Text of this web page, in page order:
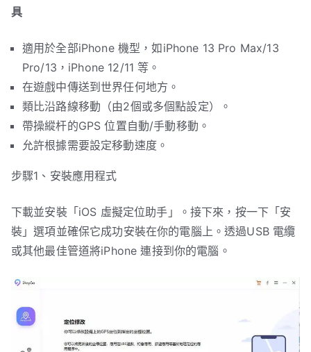
具
適用於全部iPhone 機型，如iPhone 13 Pro Max/13
Pro/13，iPhone 12/11 等。
在遊戲中傳送到世界任何地方。
類比沿路線移動（由2個或多個點設定）。
帶操縱杆的GPS 位置自動/手動移動。
允許根據需要設定移動速度。
步驟1、安裝應用程式
下載並安裝「iOS 虛擬定位助手」。接下來，按一下「安
裝」選項並確保它成功安裝在你的電腦上。透過USB 電纜
或其他最佳管道將iPhone 連接到你的電腦。